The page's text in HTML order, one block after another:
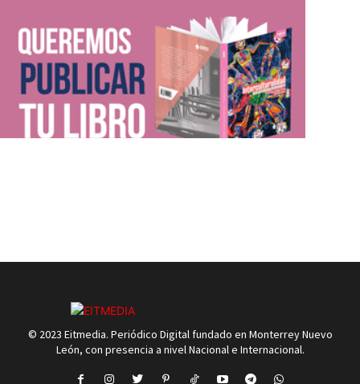
© 2023 Eitmedia. Periódico Digital fundado en Monterrey Nuevo
León, con presencia a nivel Nacional e Internacional.